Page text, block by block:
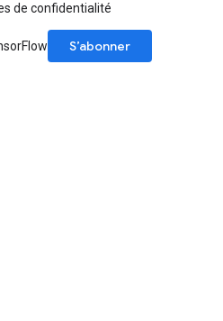
de confidentialité
S’abonner